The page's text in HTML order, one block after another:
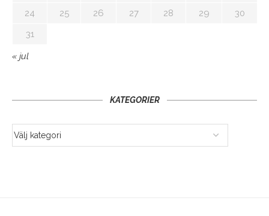
24
25 26 27 28 29
30
31
« jul
KATEGORIER